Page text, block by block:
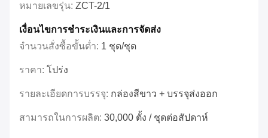
หมายเลขรุ่น: ZCT-2/1
เงื่อนไขการชําระเงินและการจัดส่ง
จำนวนสั่งซื้อขั้นต่ำ: 1 ชุด/ชุด
ราคา: โปร่ง
รายละเอียดการบรรจุ: กล่องสีขาว + บรรจุส่งออก
สามารถในการผลิต: 30,000 ตั้ง / ชุดต่อสัปดาห์